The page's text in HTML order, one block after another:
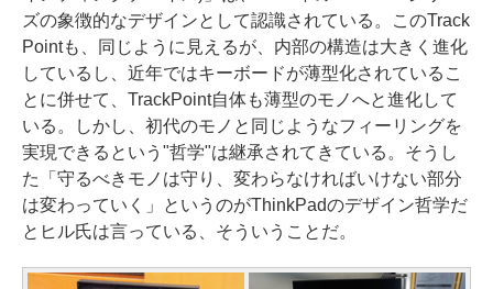
ズの象徴的なデザインとして認識されている。このTrack
Pointも、同じように見えるが、内部の構造は大きく進化
しているし、近年ではキーボードが薄型化されているこ
とに併せて、TrackPoint自体も薄型のモノへと進化して
いる。しかし、初代のモノと同じようなフィーリングを
実現できるという"哲学"は継承されてきている。そうし
た「守るべきモノは守り、変わらなければいけない部分
は変わっていく」というのがThinkPadのデザイン哲学だ
とヒル氏は言っている、そういうことだ。